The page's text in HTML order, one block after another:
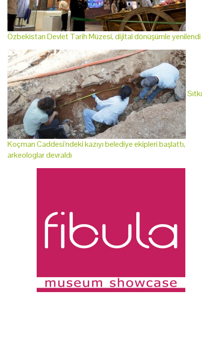
Özbekistan Devlet Tarih Müzesi, dijital dönüşümle yenilendi
Sıtkı
Koçman Caddesi'ndeki kazıyı belediye ekipleri başlattı,
arkeologlar devraldı